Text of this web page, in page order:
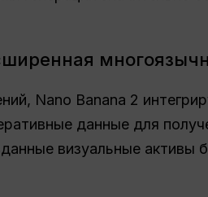
Nano Banana 2
данные для
визуальные